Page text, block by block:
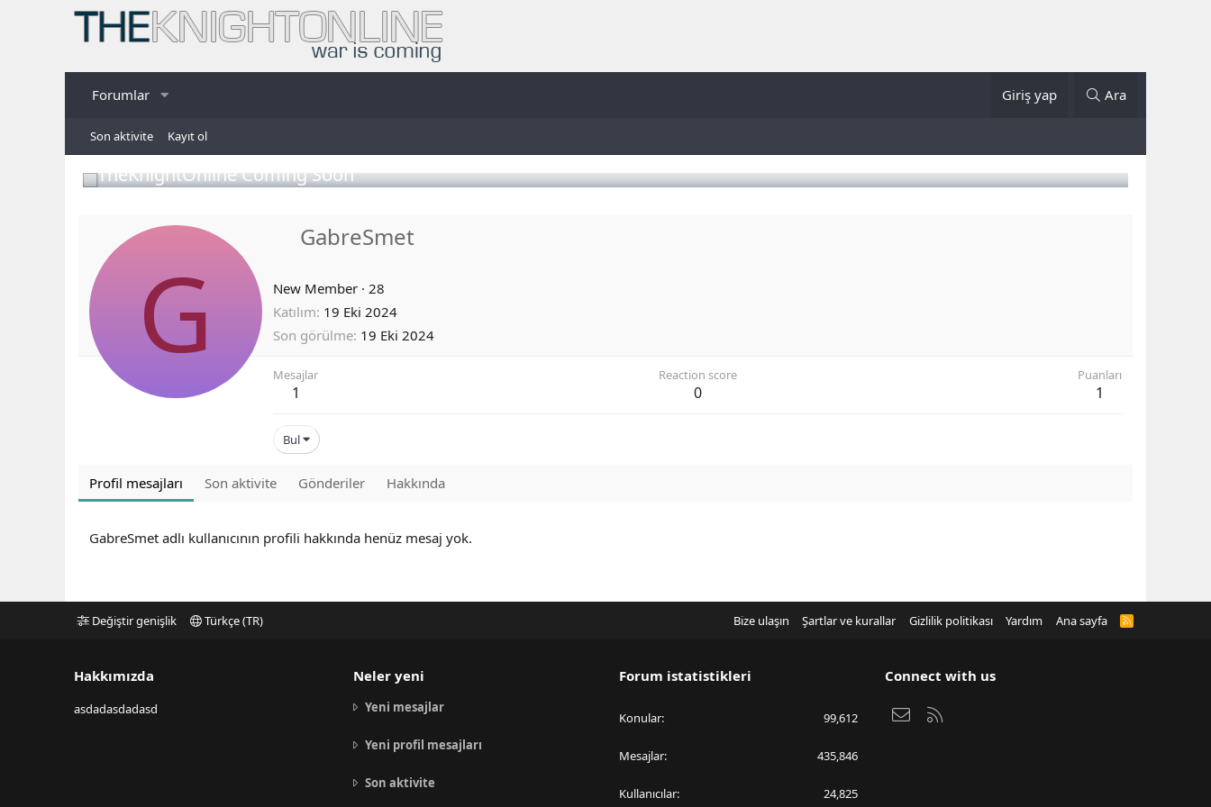
Forumlar Giriş yap Ara
Son aktivite Kayıt ol
TheKnightOnline Coming Soon
G
GabreSmet
New Member · 28
Katılım 19 Eki 2024
Son görülme 19 Eki 2024
Mesajlar
1
Reaction score
0
Puanları
1
Bul
Profil mesajları Son aktivite Gönderiler Hakkında
GabreSmet adlı kullanıcının profili hakkında henüz mesaj yok.
Değiştir genişlik Türkçe (TR) Bize ulaşın Şartlar ve kurallar Gizlilik politikası Yardım Ana sayfa
R
Hakkımızda
asdadasdadasd
Neler yeni
Yeni mesajlar
Yeni profil mesajları
Son aktivite
Forum istatistikleri
Konular 99,612
Mesajlar 435,846
Kullanıcılar 24,825
Connect with us
Bize ulaşın